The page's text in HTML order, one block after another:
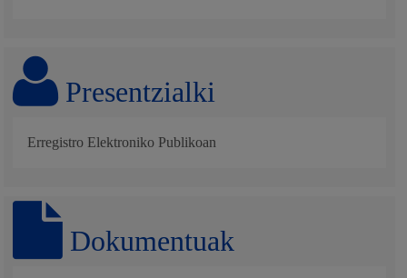
Presentzialki
Erregistro Elektroniko Publikoan
Dokumentuak